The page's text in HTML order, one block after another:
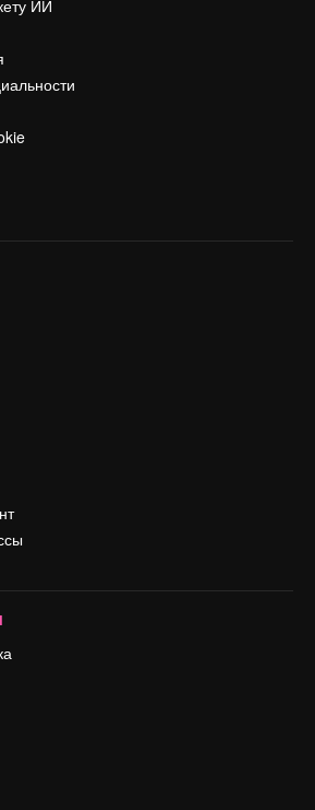
ИИ